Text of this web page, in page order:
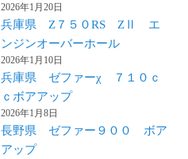
2026年1月20日
兵庫県 Z７５０RS ZⅡ エ
ンジンオーバーホール
2026年1月10日
兵庫県 ゼファーχ ７１０ｃ
ｃボアアップ
2026年1月8日
長野県 ゼファー９００ ボア
アップ